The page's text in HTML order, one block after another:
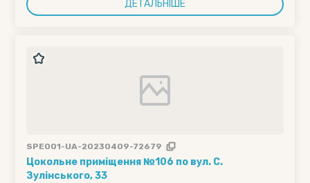
ДЕТАЛЬНІШЕ
SPE001-UA-20230409-72679
Цокольне приміщення №106 по вул. С.
Зулінського, 33